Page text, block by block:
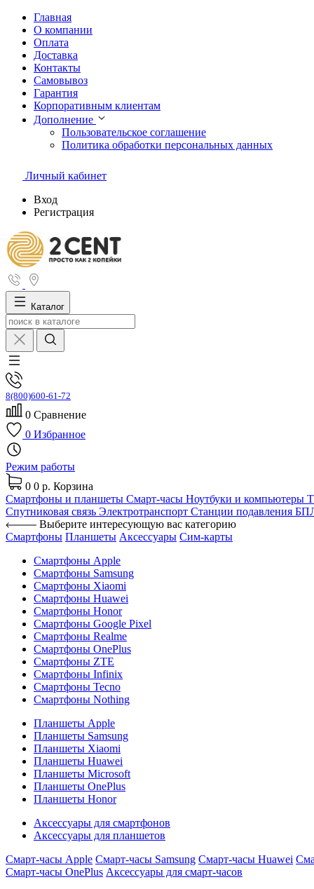
Главная
О компании
Оплата
Доставка
Контакты
Самовывоз
Гарантия
Корпоративным клиентам
Дополнение
Пользовательское соглашение
Политика обработки персональных данных
Личный кабинет
Вход
Регистрация
Каталог
8(800)600-61-72
0 Сравнение
0 Избранное
Режим работы
0 0 р. Корзина
Смартфоны и планшеты Смарт-часы Ноутбуки и компьютеры
Спутниковая связь Электротранспорт Станции подавления
Выберите интересующую вас категорию
Смартфоны Планшеты Аксессуары Сим-карты
Смартфоны Apple
Смартфоны Samsung
Смартфоны Xiaomi
Смартфоны Huawei
Смартфоны Honor
Смартфоны Google Pixel
Смартфоны Realme
Смартфоны OnePlus
Смартфоны ZTE
Смартфоны Infinix
Смартфоны Tecno
Смартфоны Nothing
Планшеты Apple
Планшеты Samsung
Планшеты Xiaomi
Планшеты Huawei
Планшеты Microsoft
Планшеты OnePlus
Планшеты Honor
Аксессуары для смартфонов
Аксессуары для планшетов
Смарт-часы Apple Смарт-часы Samsung Смарт-часы Huawei
Смарт-часы OnePlus Аксессуары для смарт-часов